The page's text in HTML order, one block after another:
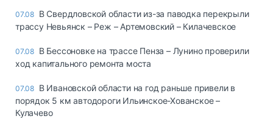
07.08 В Свердловской области из-за паводка перекрыли
трассу Невьянск – Реж – Артемовский – Килачевское
07.08 В Бессоновке на трассе Пенза – Лунино проверили
ход капитального ремонта моста
07.08 В Ивановской области на год раньше привели в
порядок 5 км автодороги Ильинское-Хованское –
Кулачево